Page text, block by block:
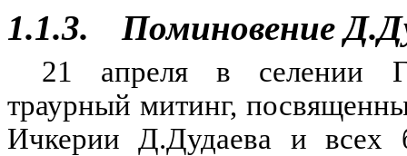
1.1.3. Поминовение
21 апреля в селении
траурный митинг,
Ичкерии Д.Дудаева и всех